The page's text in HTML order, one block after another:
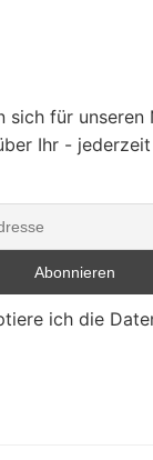
sich für unseren
Ihr -
ich die